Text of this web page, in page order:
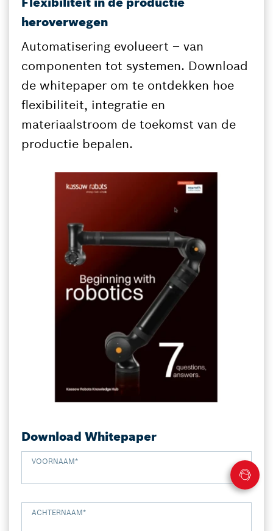
heroverwegen
Automatisering evolueert – van
componenten tot systemen. Download
de whitepaper om te ontdekken hoe
flexibiliteit, integratie en
materiaalstroom de toekomst van de
productie bepalen.
Download Whitepaper
VOORNAAM*
ACHTERNAAM*